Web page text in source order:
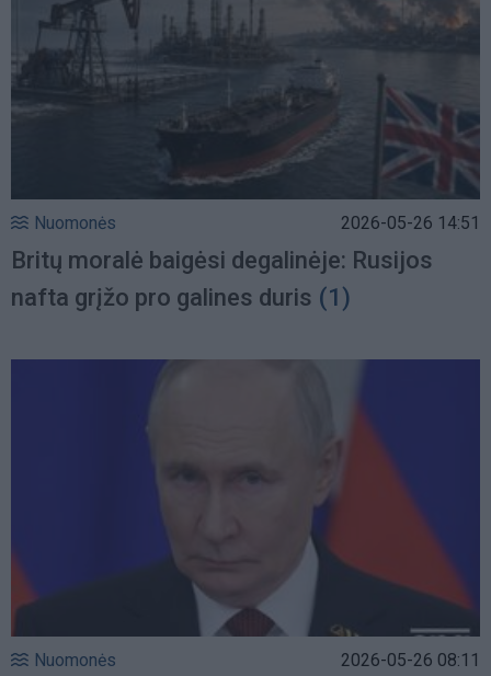
Nuomonės 2026-05-26 14:51
Britų moralė baigėsi degalinėje: Rusijos
nafta grįžo pro galines duris (1)
Nuomonės 2026-05-26 08:11